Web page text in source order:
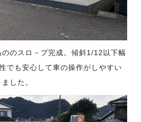
のスロ－プ完成。傾斜1/12以下幅
でも安心して車の操作がしやすい
した。